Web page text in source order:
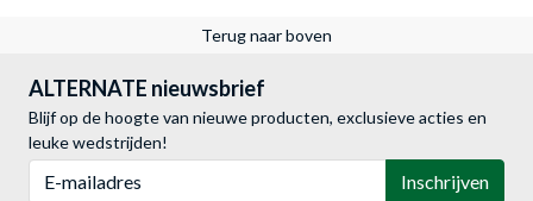
Terug naar boven
ALTERNATE nieuwsbrief
Blijf op de hoogte van nieuwe producten, exclusieve acties en
leuke wedstrijden!
Inschrijven